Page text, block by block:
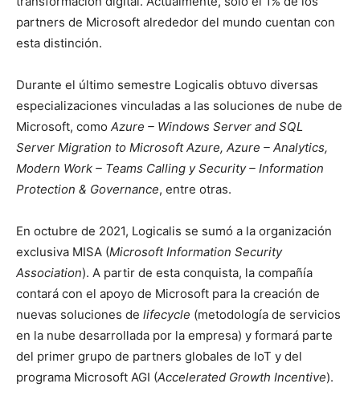
partners de Microsoft alrededor del mundo cuentan con
esta distinción.
Durante el último semestre Logicalis obtuvo diversas
especializaciones vinculadas a las soluciones de nube de
Microsoft, como Azure – Windows Server and SQL
Server Migration to Microsoft Azure, Azure – Analytics,
Modern Work – Teams Calling y Security – Information
Protection & Governance, entre otras.
En octubre de 2021, Logicalis se sumó a la organización
exclusiva MISA (Microsoft Information Security
Association). A partir de esta conquista, la compañía
contará con el apoyo de Microsoft para la creación de
nuevas soluciones de lifecycle (metodología de servicios
en la nube desarrollada por la empresa) y formará parte
del primer grupo de partners globales de IoT y del
programa Microsoft AGI (Accelerated Growth Incentive).